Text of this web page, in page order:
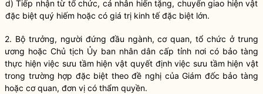
d) Tiếp nhận từ tổ chức, cá nhân hiến tặng, chuyển giao hiện vật
đặc biệt quý hiếm hoặc có giá trị kinh tế đặc biệt lớn.
2. Bộ trưởng, người đứng đầu ngành, cơ quan, tổ chức ở trung
ương hoặc Chủ tịch Ủy ban nhân dân cấp tỉnh nơi có bảo tàng
thực hiện việc sưu tầm hiện vật quyết định việc sưu tầm hiện vật
trong trường hợp đặc biệt theo đề nghị của Giám đốc bảo tàng
hoặc cơ quan, đơn vị có thẩm quyền.